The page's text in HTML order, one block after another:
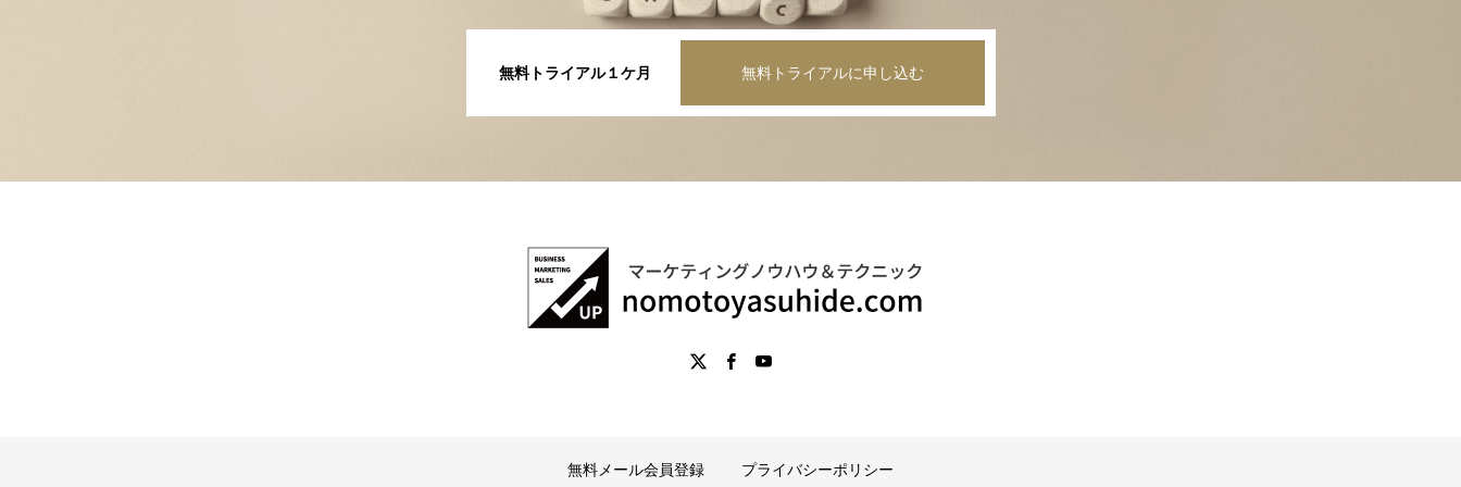
無料トライアル１ケ月 無料トライアルに申し込む
無料メール会員登録 プライバシーポリシー